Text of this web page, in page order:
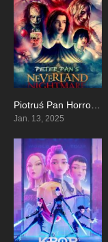
4.9
Jan. 13, 2025